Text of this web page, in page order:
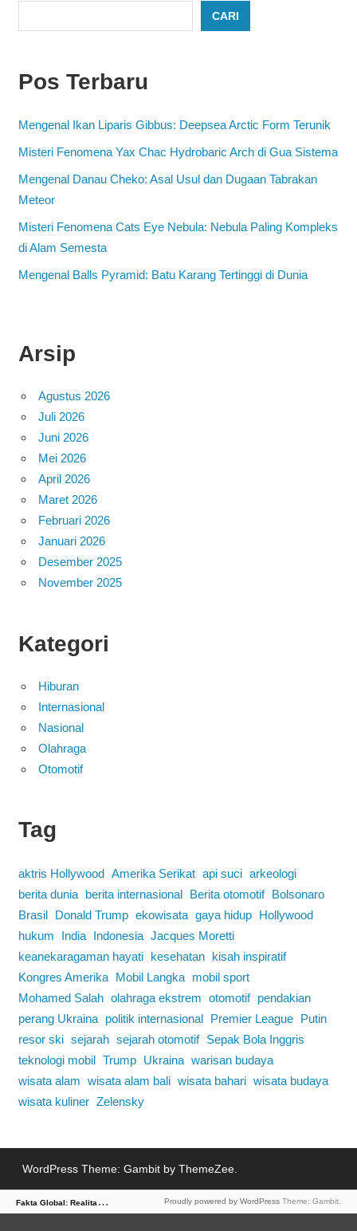
CARI
Pos Terbaru
Mengenal Ikan Liparis Gibbus: Deepsea Arctic Form Terunik
Misteri Fenomena Yax Chac Hydrobaric Arch di Gua Sistema
Mengenal Danau Cheko: Asal Usul dan Dugaan Tabrakan
Meteor
Misteri Fenomena Cats Eye Nebula: Nebula Paling Kompleks
di Alam Semesta
Mengenal Balls Pyramid: Batu Karang Tertinggi di Dunia
Arsip
Agustus 2026
Juli 2026
Juni 2026
Mei 2026
April 2026
Maret 2026
Februari 2026
Januari 2026
Desember 2025
November 2025
Kategori
Hiburan
Internasional
Nasional
Olahraga
Otomotif
Tag
aktris Hollywood Amerika Serikat api suci arkeologi
berita dunia
berita internasional Berita otomotif
Bolsonaro
Brasil
Donald Trump ekowisata gaya hidup
Hollywood
hukum
India Indonesia Jacques Moretti
keanekaragaman hayati
kesehatan
kisah inspiratif
Kongres Amerika
Mobil Langka
mobil sport
Mohamed Salah olahraga ekstrem otomotif
pendakian
perang Ukraina
politik internasional Premier League
Putin
resor ski sejarah sejarah otomotif
Sepak Bola Inggris
teknologi mobil Trump Ukraina warisan budaya
wisata alam wisata alam bali wisata bahari wisata budaya
wisata kuliner Zelensky
WordPress Theme: Gambit by ThemeZee.
F
akta Global: Realitas Dunia dalam Berita Proudly powered by WordPress Theme: Gambit.